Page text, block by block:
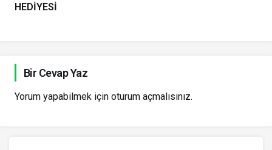
HEDİYESİ
Bir Cevap Yaz
Yorum yapabilmek için oturum açmalısınız.